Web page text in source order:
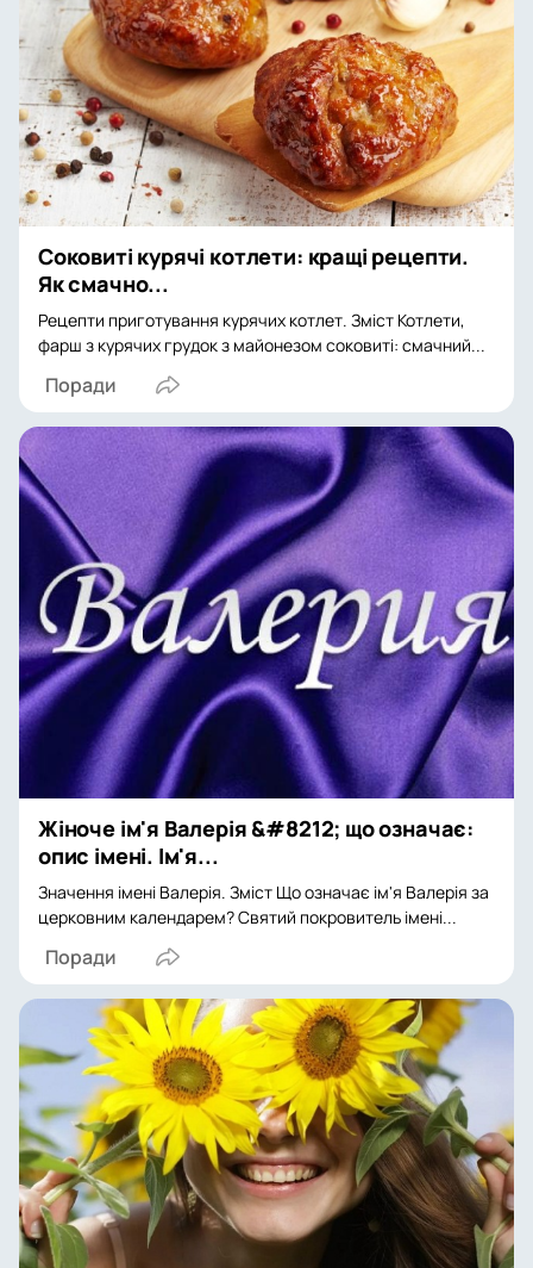
Соковиті курячі котлети: кращі рецепти.
Як смачно...
Рецепти приготування курячих котлет. Зміст Котлети,
фарш з курячих грудок з майонезом соковиті: смачний...
Поради
Жіноче ім'я Валерія &#8212; що означає:
опис імені. Ім'я...
Значення імені Валерія. Зміст Що означає ім'я Валерія за
церковним календарем? Святий покровитель імені...
Поради